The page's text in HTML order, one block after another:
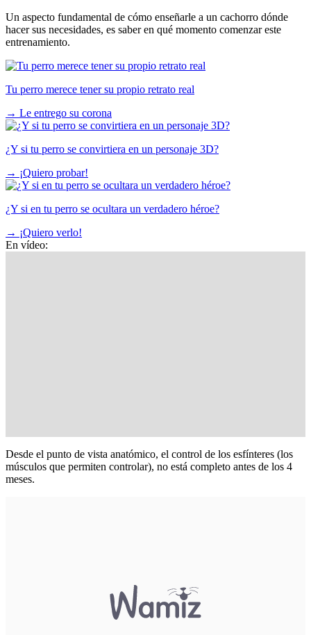
Un aspecto fundamental de cómo enseñarle a un cachorro dónde
hacer sus necesidades, es saber en qué momento comenzar este
entrenamiento.
Tu perro merece tener su propio retrato real
→ Le entrego su corona
¿Y si tu perro se convirtiera en un personaje 3D?
→ ¡Quiero probar!
¿Y si en tu perro se ocultara un verdadero héroe?
→ ¡Quiero verlo!
En vídeo:
Desde el punto de vista anatómico, el control de los esfínteres (los
músculos que permiten controlar), no está completo antes de los 4
meses.